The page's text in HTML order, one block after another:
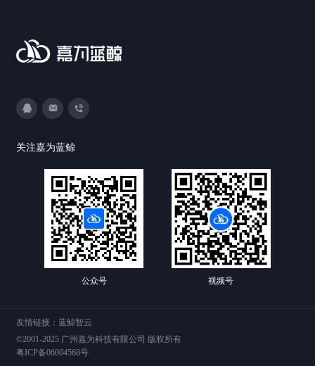
关注嘉为蓝鲸
公众号 视频号
友情链接：蓝鲸智云
©2001-2025 广州嘉为科技有限公司 版权所有
粤ICP备06004568号